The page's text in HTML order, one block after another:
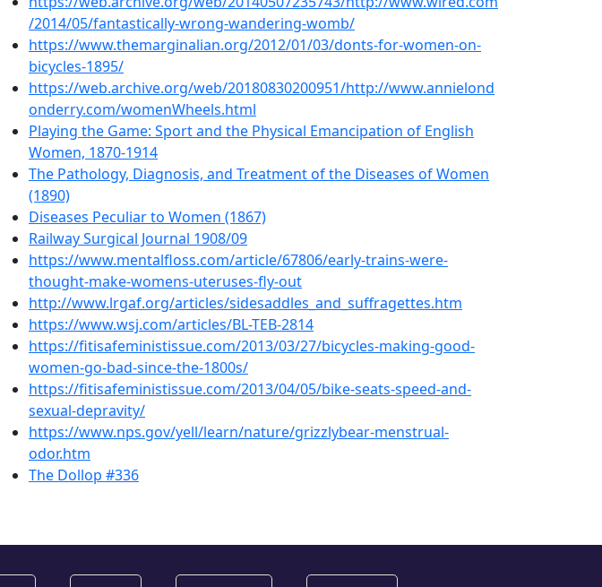
/2014/05/fantastically-wrong-wandering-womb/
https://www.themarginalian.org/2012/01/03/donts-for-women-on-
bicycles-1895/
https://web.archive.org/web/20180830200951/http://www.annielond
onderry.com/womenWheels.html
Playing the Game: Sport and the Physical Emancipation of English
Women, 1870-1914
The Pathology, Diagnosis, and Treatment of the Diseases of Women
(1890)
Diseases Peculiar to Women (1867)
Railway Surgical Journal 1908/09
https://www.mentalfloss.com/article/67806/early-trains-were-
thought-make-womens-uteruses-fly-out
http://www.lrgaf.org/articles/sidesaddles_and_suffragettes.htm
https://www.wsj.com/articles/BL-TEB-2814
https://fitisafeministissue.com/2013/03/27/bicycles-making-good-
women-go-bad-since-the-1800s/
https://fitisafeministissue.com/2013/04/05/bike-seats-speed-and-
sexual-depravity/
https://www.nps.gov/yell/learn/nature/grizzlybear-menstrual-
odor.htm
The Dollop #336